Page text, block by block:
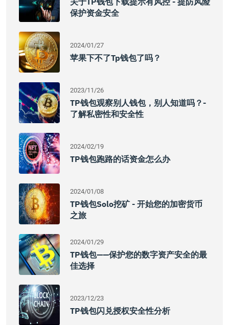
保护资金安全
2024/01/27
苹果下不了tp钱包了吗？
2023/11/26
TP钱包观察别人钱包，别人知道吗？-
了解私密性和安全性
2024/02/19
TP钱包跑路的话资金怎么办
2024/01/08
TP钱包solo挖矿 - 开始您的加密货币
之旅
2024/01/29
TP钱包——保护您的数字资产安全的最
佳选择
2023/12/23
TP钱包闪兑授权安全性分析